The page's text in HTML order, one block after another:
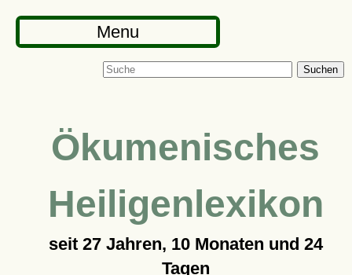
Menu
Suchen
Ökumenisches
Heiligenlexikon
seit 27 Jahren, 10 Monaten und 24
Tagen